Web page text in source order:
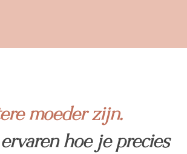
moeder zijn.
hoe je precies